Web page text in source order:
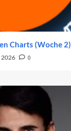
Charts (Woche 2)
2026 0